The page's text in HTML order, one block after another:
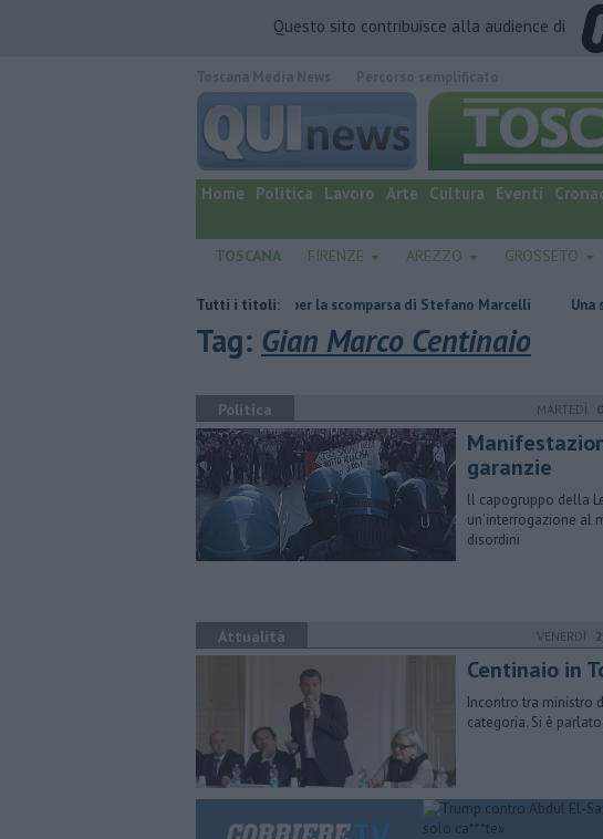
Questo sito contribuisce alla audience di
quotidiano online.
Home Politica Lavoro Arte Cultura Eventi
TOSCANA FIRENZE AREZZO GROSSETO
Tutti i titoli:
Giornalismo in lutto per la scomparsa di Stefano Marcelli Una sonda
Tag: Gian Marco Centinaio
Politica MARTEDÌ
garanzie
ll capogruppo della
un'interrogazione al
disordini
Attualità VENERDÌ
Centinaio in
Incontro tra ministro
categoria. Si è